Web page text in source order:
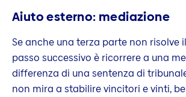
Aiuto esterno: mediazione
Se anche una terza parte non risolve
passo successivo è ricorrere a una
differenza di una sentenza di
non mira a stabilire vincitori e vinti,